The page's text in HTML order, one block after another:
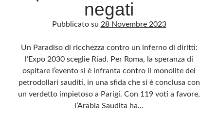
sensi della legge n· 62 del 7.03.2001. L’autore non è responsabile di quanto
pubblicato dai lettori nei commenti ai vari post. Saranno comunque cancellati quelli
ritenuti offensivi o lesivi dell’immagine o dell’onorabilità di terzi, di genere spam,
razzisti o che contengano dati personali non conformi al rispetto delle norme sulla
privacy. Alcune immagini inserite in questo blog sono tratte da Internet e, pertanto,
considerate di pubblico dominio. Qualora la loro pubblicazione violasse eventuali
diritti d’autore, vi invito a comunicarlo via e-mail a info[at]dinovalle.it e saranno
immediatamente rimosse. L’autore del blog non è responsabile dei siti collegati
tramite link né del loro contenuto, che può essere soggetto a variazioni nel tempo.
negati
Pubblicato su 28 Novembre 2023
Un Paradiso di ricchezza contro un inferno di diritti:
l’Expo 2030 sceglie Riad. Per Roma, la speranza di
ospitare l’evento si è infranta contro il monolite dei
petrodollari sauditi, in una sfida che si è conclusa con
un verdetto impietoso a Parigi. Con 119 voti a favore,
l’Arabia Saudita ha…